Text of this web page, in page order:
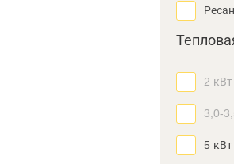
2 кВт
3,0-
5 кВт